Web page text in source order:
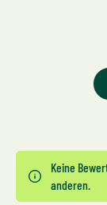
Keine
anderen.